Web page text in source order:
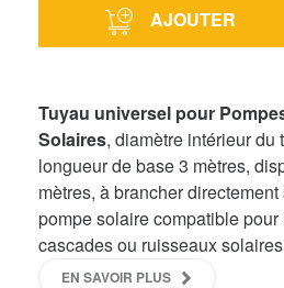
AJOUTER
Tuyau universel pour
Solaires, diamètre intérieur du
longueur de base 3 mètres,
mètres, à brancher
pompe solaire compatible
cascades ou ruisseaux
EN SAVOIR PLUS